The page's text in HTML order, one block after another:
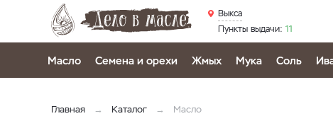
Выкса
Пункты выдачи: 11
Масло Семена и орехи Жмых Мука Соль
Главная Каталог Масло